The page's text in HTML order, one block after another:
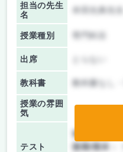
担当の先生
名
授業種別
出席
教科書 教科書なし
授業の雰囲
気
テスト
前期/中間：
後期/期末：